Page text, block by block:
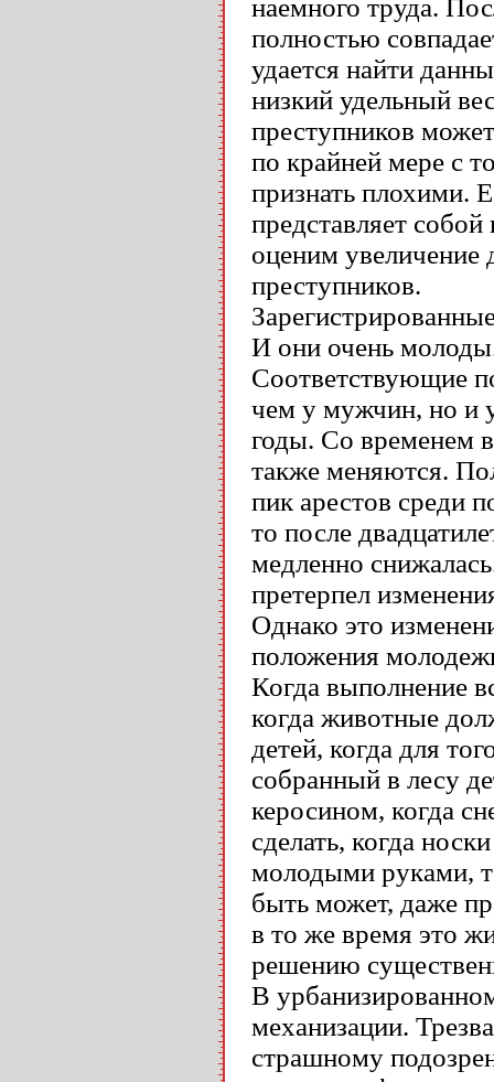
наемного труда.
полностью
удается найти
низкий удельный
преступников
по крайней мере с
признать плохими.
представляет
оценим
преступников.
И они очень
Соответствующие
чем у мужчин, но и
годы. Со временем
также меняются.
пик арестов среди
то после
медленно
претерпел
Однако это
положения
Когда выполнение
когда животные
детей, когда для
собранный в лесу
керосином, когда
сделать, когда
молодыми руками,
быть может, даже
в то же время это
решению
В
механизации.
страшному